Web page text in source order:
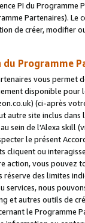
PI du Programme
Partenaires).
de créer, modifier
du Programme
vous permet
disponible pour
(ci-après
autre site inclus dans
sein de l'Alexa skill
le présent
cliquent ou
action, vous pouvez
réserve des limites
services, nous
et autres outils de
le Programme